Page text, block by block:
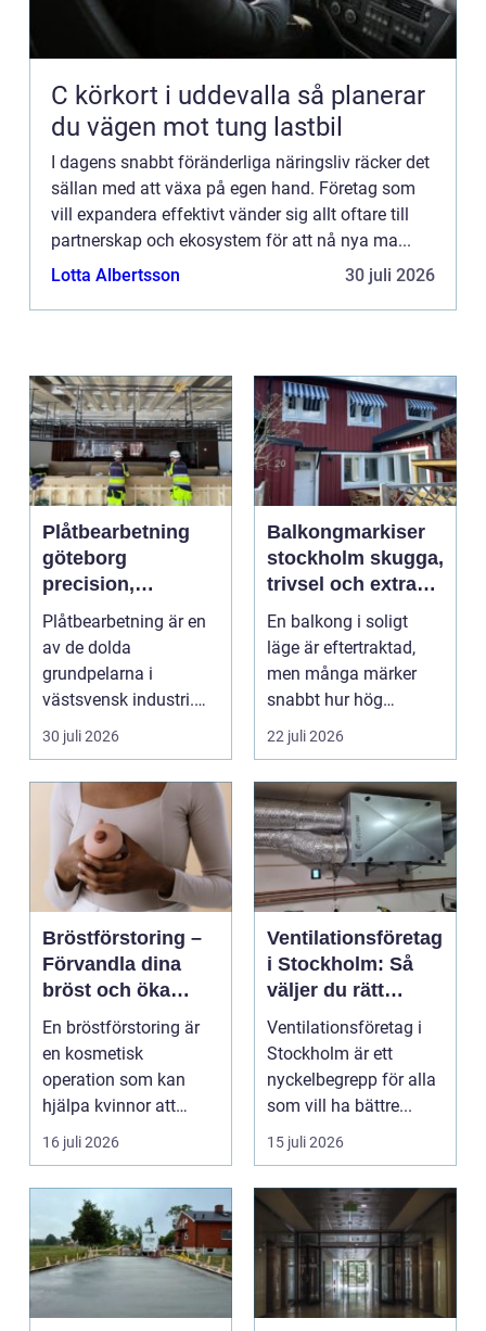
C körkort i uddevalla så planerar
du vägen mot tung lastbil
I dagens snabbt föränderliga näringsliv räcker det
sällan med att växa på egen hand. Företag som
vill expandera effektivt vänder sig allt oftare till
partnerskap och ekosystem för att nå nya ma...
Lotta Albertsson
30 juli 2026
Plåtbearbetning
göteborg
precision,
hållbarhet och
smarta lösningar
Plåtbearbetning är en
av de dolda
grundpelarna i
västsvensk industri.
Allt från marina
anläggningar ...
30 juli 2026
Balkongmarkiser
stockholm skugga,
trivsel och extra
rum utomhus
En balkong i soligt
läge är eftertraktad,
men många märker
snabbt hur hög
värmen kan bli under
somma...
22 juli 2026
Bröstförstoring –
Förvandla dina
bröst och öka
självförtroendet
En bröstförstoring är
en kosmetisk
operation som kan
hjälpa kvinnor att
uppn&ari...
16 juli 2026
Ventilationsföretag
i Stockholm: Så
väljer du rätt
expert på frisk luft
Ventilationsföretag i
Stockholm är ett
nyckelbegrepp för alla
som vill ha bättre...
15 juli 2026